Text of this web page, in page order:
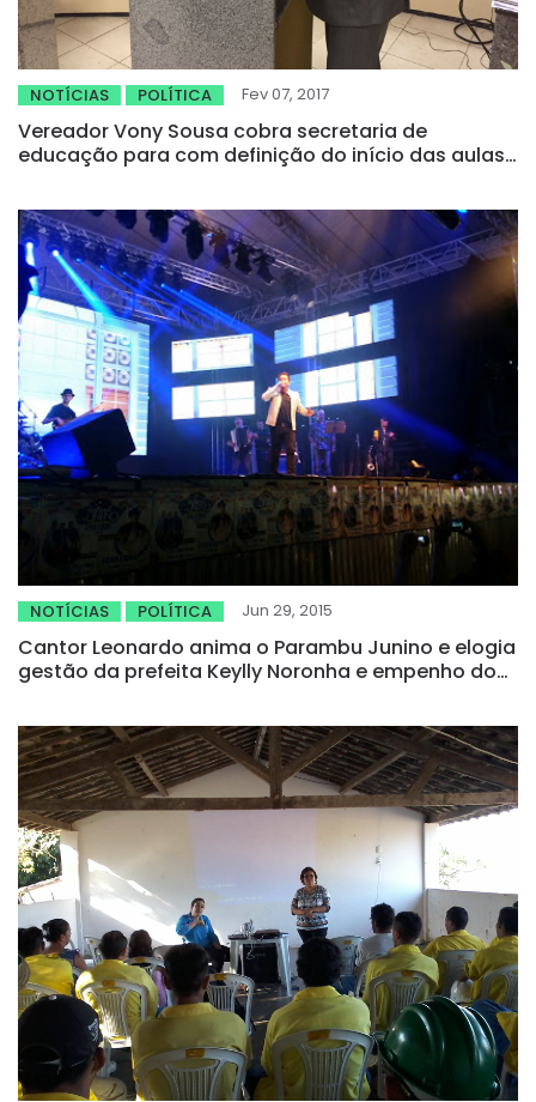
NOTÍCIAS POLÍTICA Fev 07, 2017
Vereador Vony Sousa cobra secretaria de
educação para com definição do início das aulas
NOTÍCIAS POLÍTICA Jun 29, 2015
Cantor Leonardo anima o Parambu Junino e elogia
gestão da prefeita Keylly Noronha e empenho do